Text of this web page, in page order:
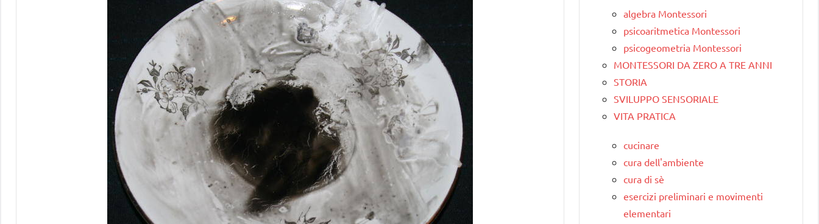
algebra Montessori
psicoaritmetica Montessori
psicogeometria Montessori
MONTESSORI DA ZERO A TRE ANNI
STORIA
SVILUPPO SENSORIALE
VITA PRATICA
cucinare
cura dell'ambiente
cura di sè
esercizi preliminari e movimenti
elementari